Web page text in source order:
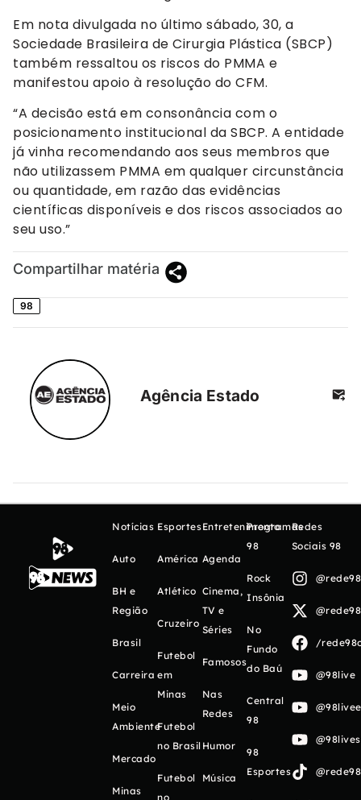
Em nota divulgada no último sábado, 30, a
Sociedade Brasileira de Cirurgia Plástica (SBCP)
também ressaltou os riscos do PMMA e
manifestou apoio à resolução do CFM.
“A decisão está em consonância com o
posicionamento institucional da SBCP. A entidade
já vinha recomendando aos seus membros que
não utilizassem PMMA em qualquer circunstância
ou quantidade, em razão das evidências
científicas disponíveis e dos riscos associados ao
seu uso.”
Compartilhar matéria
98
Agência Estado
Notícias
Auto
BH e
Região
Brasil
Carreira
Meio
Ambiente
Mercado
Minas
Esportes
América
Atlético
Cruzeiro
Futebol
em
Minas
Futebol
no Brasil
Futebol
no
Entretenimento
Agenda
Cinema,
TV e
Séries
Famosos
Nas
Redes
Humor
Música
Programas
98
Rock
Insônia
No
Fundo
do Baú
Central
98
98
Esportes
Redes
Sociais 98
/
@98live